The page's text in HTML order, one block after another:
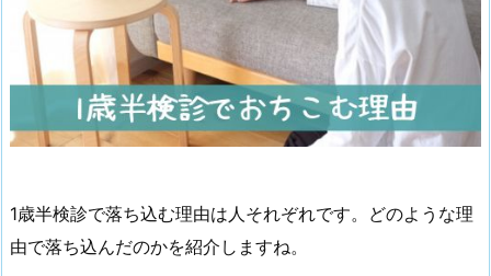
1歳半検診で落ち込む理由は人それぞれです。どのような理
由で落ち込んだのかを紹介しますね。